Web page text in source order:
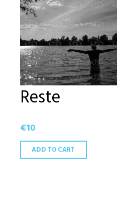
Reste
€10
ADD TO CART